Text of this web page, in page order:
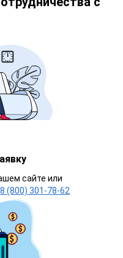
сайте или
8 (800) 301-78-62